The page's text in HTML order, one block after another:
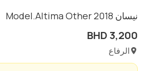
نيسان Model.Altima Other2018
BHD3,200
الرفاع